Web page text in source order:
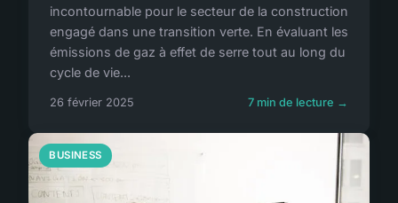
incontournable pour le secteur de la construction
engagé dans une transition verte. En évaluant les
émissions de gaz à effet de serre tout au long du
cycle de vie...
26 février 2025 7 min de lecture →
BUSINESS